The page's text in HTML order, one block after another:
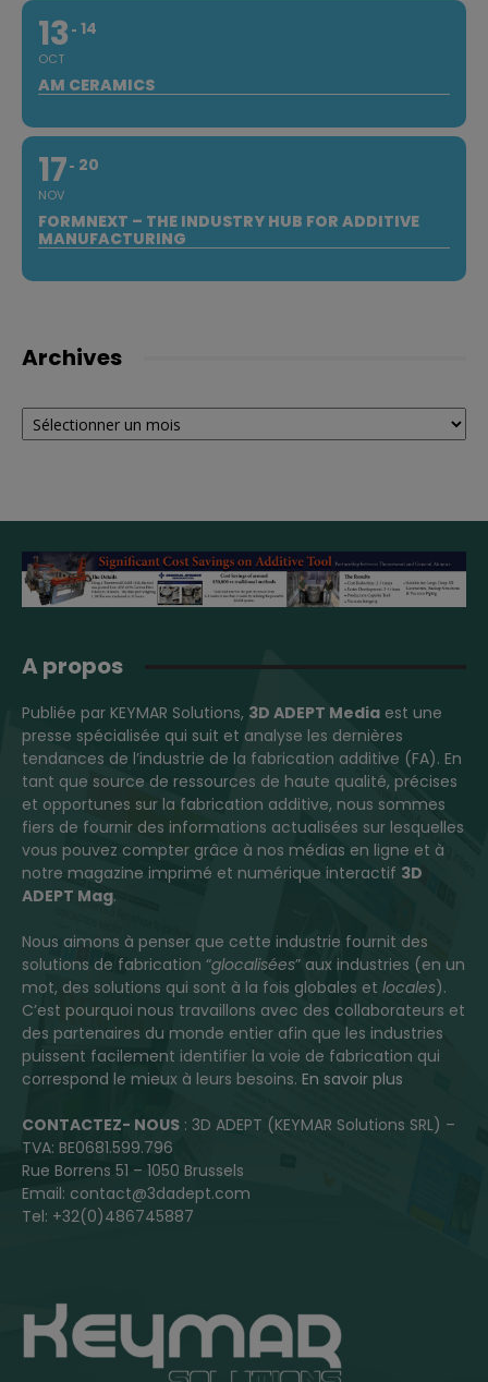
13
OCT
14
AM CERAMICS
17
NOV
20
FORMNEXT – THE INDUSTRY HUB FOR ADDITIVE
MANUFACTURING
Archives
Archives
A propos
Publiée par KEYMAR Solutions, 3D ADEPT Media est une
presse spécialisée qui suit et analyse les dernières
tendances de l’industrie de la fabrication additive (FA). En
tant que source de ressources de haute qualité, précises
et opportunes sur la fabrication additive, nous sommes
fiers de fournir des informations actualisées sur lesquelles
vous pouvez compter grâce à nos médias en ligne et à
notre magazine imprimé et numérique interactif 3D
ADEPT Mag.
Nous aimons à penser que cette industrie fournit des
solutions de fabrication “glocalisées” aux industries (en un
mot, des solutions qui sont à la fois globales et locales).
C’est pourquoi nous travaillons avec des collaborateurs et
des partenaires du monde entier afin que les industries
puissent facilement identifier la voie de fabrication qui
correspond le mieux à leurs besoins. En savoir plus
CONTACTEZ- NOUS : 3D ADEPT (KEYMAR Solutions SRL) –
TVA: BE0681.599.796
Rue Borrens 51 – 1050 Brussels
Email: contact@3dadept.com
Tel: +32(0)486745887